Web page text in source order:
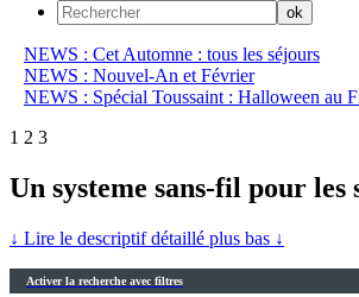
NEWS : Cet Automne : tous les séjours
NEWS : Nouvel-An et Février
NEWS : Spécial Toussaint : Halloween au
1 2 3
Un systeme sans-fil pour les
↓ Lire le descriptif détaillé plus bas ↓
Activer la recherche avec filtres